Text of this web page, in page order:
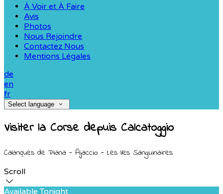
À Voir et À Faire
Avis
Photos
Nous Rejoindre
Contactez Nous
Mentions Légales
de
en
fr
Select language
Visiter la Corse depuis Calcatoggio
Calanques de Piana - Ajaccio - Les Iles Sanguinaires
Scroll
Available Tonight